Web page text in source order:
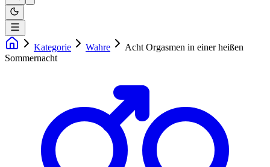
Kategorie Wahre
Acht Orgasmen in einer heißen
Sommernacht